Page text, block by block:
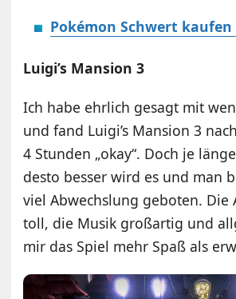
Pokémon Schwert
Luigi’s Mansion 3
Ich habe ehrlich gesagt mit
und fand Luigi’s Mansion 3
4 Stunden „okay“. Doch je
desto besser wird es und man
viel Abwechslung geboten. Die
toll, die Musik großartig und
mir das Spiel mehr Spaß als